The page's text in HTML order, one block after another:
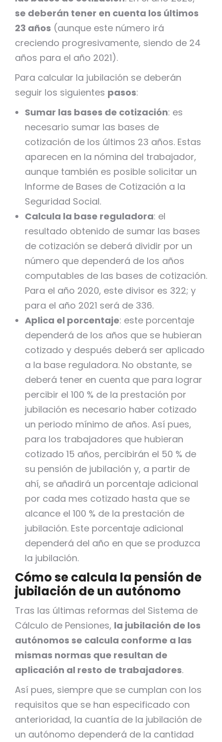
se deberán tener en cuenta los últimos
23 años (aunque este número irá
creciendo progresivamente, siendo de 24
años para el año 2021).
Para calcular la jubilación se deberán
seguir los siguientes pasos:
Sumar las bases de cotización: es
necesario sumar las bases de
cotización de los últimos 23 años. Estas
aparecen en la nómina del trabajador,
aunque también es posible solicitar un
Informe de Bases de Cotización a la
Seguridad Social.
Calcula la base reguladora: el
resultado obtenido de sumar las bases
de cotización se deberá dividir por un
número que dependerá de los años
computables de las bases de cotización.
Para el año 2020, este divisor es 322; y
para el año 2021 será de 336.
Aplica el porcentaje: este porcentaje
dependerá de los años que se hubieran
cotizado y después deberá ser aplicado
a la base reguladora. No obstante, se
deberá tener en cuenta que para lograr
percibir el 100 % de la prestación por
jubilación es necesario haber cotizado
un periodo mínimo de años. Así pues,
para los trabajadores que hubieran
cotizado 15 años, percibirán el 50 % de
su pensión de jubilación y, a partir de
ahí, se añadirá un porcentaje adicional
por cada mes cotizado hasta que se
alcance el 100 % de la prestación de
jubilación. Este porcentaje adicional
dependerá del año en que se produzca
la jubilación.
Cómo se calcula la pensión de
jubilación de un autónomo
Tras las últimas reformas del Sistema de
Cálculo de Pensiones, la jubilación de los
autónomos se calcula conforme a las
mismas normas que resultan de
aplicación al resto de trabajadores.
Así pues, siempre que se cumplan con los
requisitos que se han especificado con
anterioridad, la cuantía de la jubilación de
un autónomo dependerá de la cantidad